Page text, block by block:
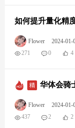
如何提升量化精
Flower
2024-01-
271
0 4
华体会骑
Flower
2024-01-
437
2 2